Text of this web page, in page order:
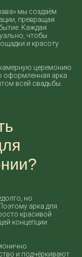
мы создаём
превращая
Каждая
чтобы
и красоту
церемонию
оформленная арка
всей свадьбы.
но
арка для
красивой
концепции
и подчёркивают